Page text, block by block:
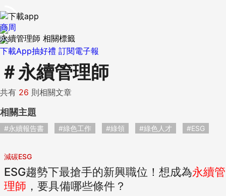
下載App抽好禮 訂閱電子報
商周
永續管理師 相關標籤
＃ 永續管理師
共有 26 則相關文章
相關主題
#永續報告書 #綠色工作 #綠領 #綠色人才 #ESG
減碳ESG
ESG趨勢下最搶手的新興職位！想成為永續管
理師 ，要具備哪些條件？